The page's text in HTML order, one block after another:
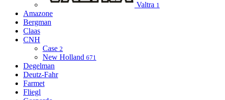
Valtra 1
Amazone
Bergman
Claas
CNH
Case 2
New Holland 671
Degelman
Deutz-Fahr
Farmet
Fliegl